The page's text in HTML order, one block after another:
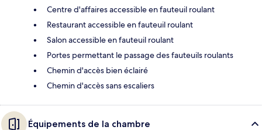
Centre d'affaires accessible en fauteuil roulant
Restaurant accessible en fauteuil roulant
Salon accessible en fauteuil roulant
Portes permettant le passage des fauteuils roulants
Chemin d'accès bien éclairé
Chemin d'accès sans escaliers
Équipements de la chambre